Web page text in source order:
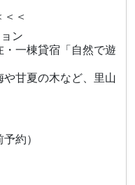
＜
ン
一棟貸宿「自然で遊
甘夏の木など、里山
約）